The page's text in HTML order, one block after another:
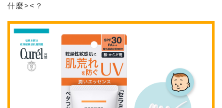
什麼><？